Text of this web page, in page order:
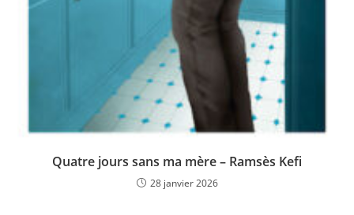
Quatre jours sans ma mère – Ramsès Kefi
28 janvier 2026